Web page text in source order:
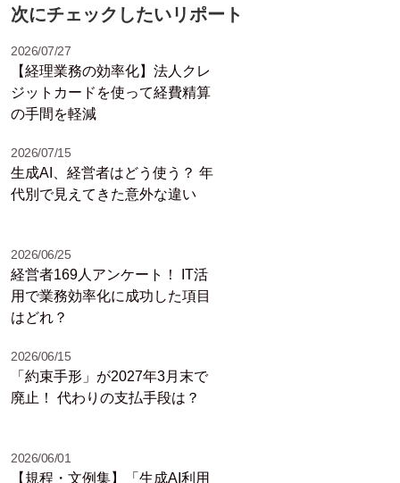
次にチェックしたいリポート
2026/07/27
【経理業務の効率化】法人クレ
ジットカードを使って経費精算
の手間を軽減
2026/07/15
生成AI、経営者はどう使う？ 年
代別で見えてきた意外な違い
2026/06/25
経営者169人アンケート！ IT活
用で業務効率化に成功した項目
はどれ？
2026/06/15
「約束手形」が2027年3月末で
廃止！ 代わりの支払手段は？
2026/06/01
【規程・文例集】「生成AI利用